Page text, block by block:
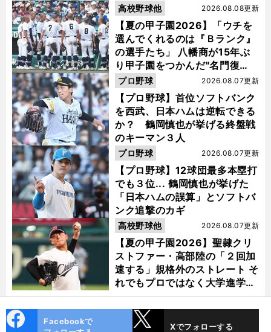
【夏の甲子園2026】「ウチを
選んでくれるのは『Ｂランク』
の選手たち」 八幡商が15年ぶ
り甲子園をつかんだ"名門復
活"の舞台裏
2026.08.08更新
高校野球他
【プロ野球】首位ソフトバンク
を西武、日本ハムは逆転できる
か？ 鶴岡慎也が挙げる終盤戦
のキーマン３人
2026.08.07更新
プロ野球
【プロ野球】12球団最多本塁打
でも３位... 鶴岡慎也が挙げた
「日本ハムの誤算」とソフトバ
ンク追撃のカギ
2026.08.07更新
プロ野球
【夏の甲子園2026】聖隷クリ
ストファー・高部陸の「２回加
速する」規格外のストレート そ
れでもプロではなく大学進学を
選ぶ理由
2026.08.07更新
高校野球他
ok
Facebookで
Xでフォローする